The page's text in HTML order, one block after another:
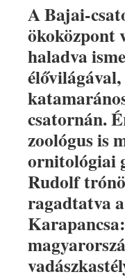
A Bajai-
ökoközpont
haladva
élővilágával,
csatornán.
zoológus is
ornitológiai
Rudolf
ragadtatva